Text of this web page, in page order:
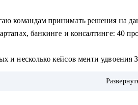
командам принимать решения на
банкинге и консалтинге: 40
и несколько кейсов менти
но на чилле. Живу в